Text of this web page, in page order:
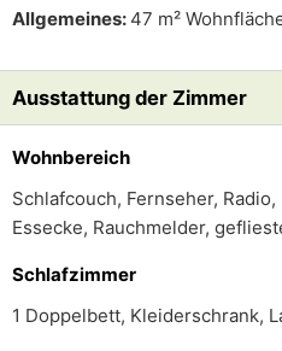
Allgemeines: 47 m²
Ausstattung der Zimmer
Wohnbereich
Schlafcouch, Fernseher,
Essecke, Rauchmelder,
Schlafzimmer
1 Doppelbett, Kleiderschrank,